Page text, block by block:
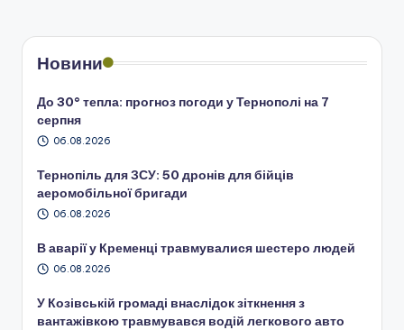
Новини
До 30° тепла: прогноз погоди у Тернополі на 7
серпня
06.08.2026
Тернопіль для ЗСУ: 50 дронів для бійців
аеромобільної бригади
06.08.2026
В аварії у Кременці травмувалися шестеро людей
06.08.2026
У Козівській громаді внаслідок зіткнення з
вантажівкою травмувався водій легкового авто